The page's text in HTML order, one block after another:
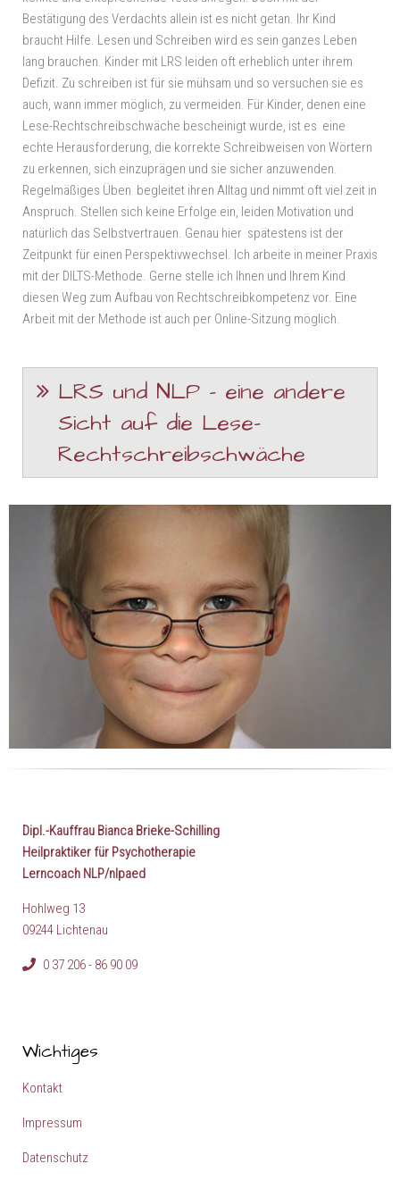
Bestätigung des Verdachts allein ist es nicht getan. Ihr Kind
braucht Hilfe. Lesen und Schreiben wird es sein ganzes Leben
lang brauchen. Kinder mit LRS leiden oft erheblich unter ihrem
Defizit. Zu schreiben ist für sie mühsam und so versuchen sie es
auch, wann immer möglich, zu vermeiden. Für Kinder, denen eine
Lese-Rechtschreibschwäche bescheinigt wurde, ist es eine
echte Herausforderung, die korrekte Schreibweisen von Wörtern
zu erkennen, sich einzuprägen und sie sicher anzuwenden.
Regelmäßiges Üben begleitet ihren Alltag und nimmt oft viel zeit in
Anspruch. Stellen sich keine Erfolge ein, leiden Motivation und
natürlich das Selbstvertrauen. Genau hier spätestens ist der
Zeitpunkt für einen Perspektivwechsel. Ich arbeite in meiner Praxis
mit der DILTS-Methode. Gerne stelle ich Ihnen und Ihrem Kind
diesen Weg zum Aufbau von Rechtschreibkompetenz vor. Eine
Arbeit mit der Methode ist auch per Online-Sitzung möglich.
LRS und NLP – eine andere
Sicht auf die Lese-
Rechtschreibschwäche
Dipl.-Kauffrau Bianca Brieke-Schilling
Heilpraktiker für Psychotherapie
Lerncoach NLP/nlpaed
Hohlweg 13
09244 Lichtenau
0 37 206 - 86 90 09
Wichtiges
Kontakt
Impressum
Datenschutz